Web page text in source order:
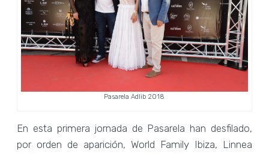
Pasarela Adlib 2018
En esta primera jornada de Pasarela han desfilado,
por orden de aparición, World Family Ibiza, Linnea